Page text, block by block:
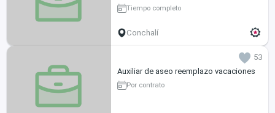
Tiempo completo
Conchalí
53
Auxiliar de aseo reemplazo vacaciones
Por contrato